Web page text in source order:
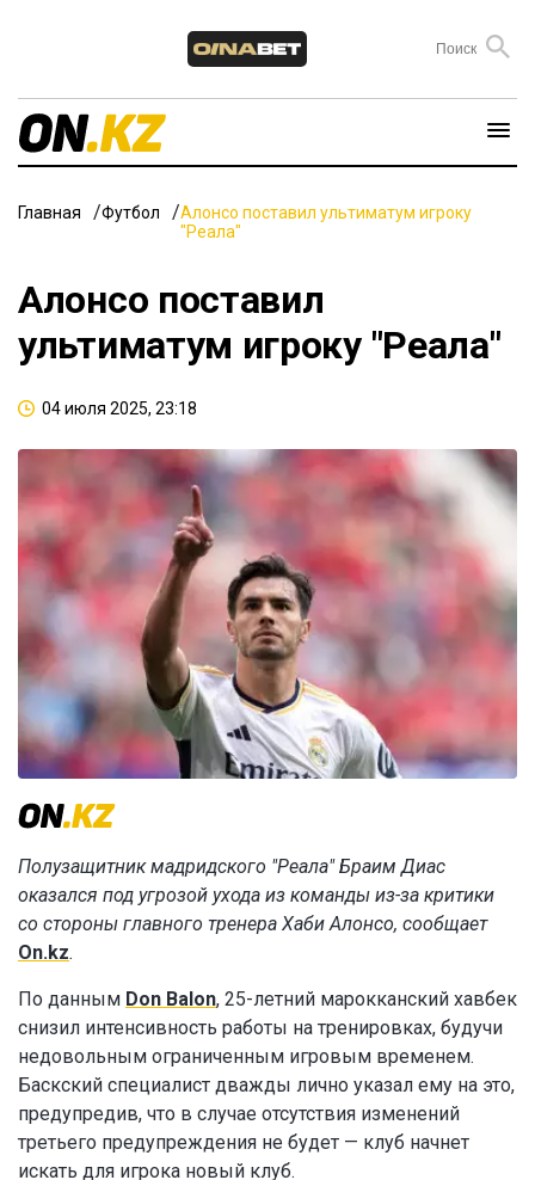
Главная Футбол
Алонсо поставил ультиматум игроку
"Реала"
Алонсо поставил
ультиматум игроку "Реала"
04 июля 2025, 23:18
Полузащитник мадридского "Реала" Браим Диас
оказался под угрозой ухода из команды из-за критики
со стороны главного тренера Хаби Алонсо, сообщает
On.kz.
По данным Don Balon, 25-летний марокканский хавбек
снизил интенсивность работы на тренировках, будучи
недовольным ограниченным игровым временем.
Баскский специалист дважды лично указал ему на это,
предупредив, что в случае отсутствия изменений
третьего предупреждения не будет — клуб начнет
искать для игрока новый клуб.